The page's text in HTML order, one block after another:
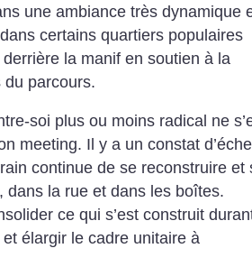
une ambiance très dynamique
certains quartiers populaires
la manif en soutien à la
du parcours.
soi plus ou moins radical ne
meeting. Il y a un constat
continue de se reconstruire et
dans la rue et dans les boîtes.
ce qui s’est construit
élargir le cadre unitaire à